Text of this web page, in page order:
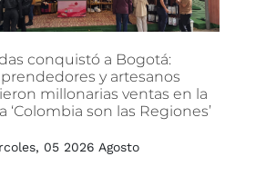
conquistó a Bogotá:
y artesanos
millonarias ventas en la
‘Colombia son las Regiones’
05 2026 Agosto